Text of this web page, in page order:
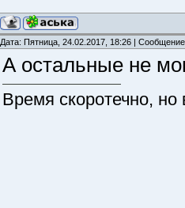
Дата: Пятница, 24.02.2017, 18:26 |
А остальные не
Время скоротечно,